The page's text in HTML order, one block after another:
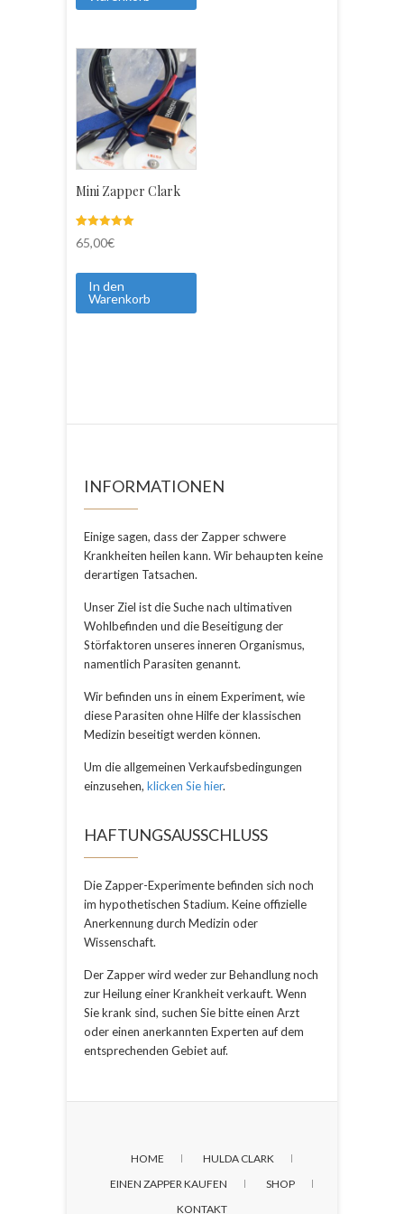
Mini Zapper Clark
Bewertet mit
5.00
3
Kundenbewe
rtungen
65,00€
In den
Warenkorb
INFORMATIONEN
Einige sagen, dass der Zapper schwere
Krankheiten heilen kann. Wir behaupten keine
derartigen Tatsachen.
Unser Ziel ist die Suche nach ultimativen
Wohlbefinden und die Beseitigung der
Störfaktoren unseres inneren Organismus,
namentlich Parasiten genannt.
Wir befinden uns in einem Experiment, wie
diese Parasiten ohne Hilfe der klassischen
Medizin beseitigt werden können.
Um die allgemeinen Verkaufsbedingungen
einzusehen, klicken Sie hier.
HAFTUNGSAUSSCHLUSS
Die Zapper-Experimente befinden sich noch
im hypothetischen Stadium. Keine offizielle
Anerkennung durch Medizin oder
Wissenschaft.
Der Zapper wird weder zur Behandlung noch
zur Heilung einer Krankheit verkauft. Wenn
Sie krank sind, suchen Sie bitte einen Arzt
oder einen anerkannten Experten auf dem
entsprechenden Gebiet auf.
HOME
HULDA CLARK
EINEN ZAPPER KAUFEN
SHOP
KONTAKT